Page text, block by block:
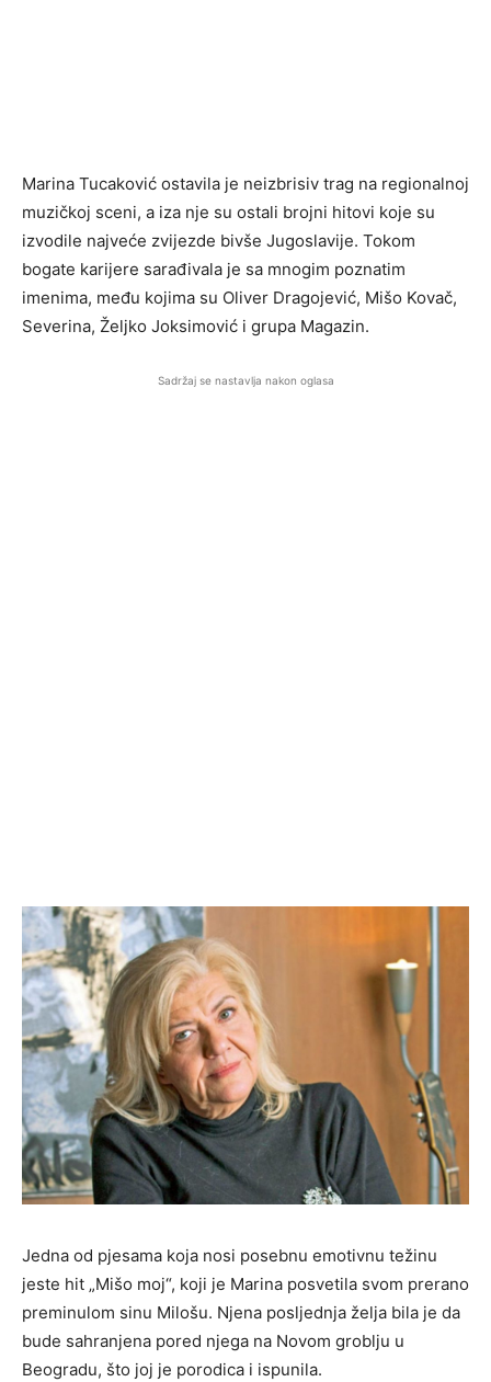
Marina Tucaković ostavila je neizbrisiv trag na regionalnoj
muzičkoj sceni, a iza nje su ostali brojni hitovi koje su
izvodile najveće zvijezde bivše Jugoslavije. Tokom
bogate karijere sarađivala je sa mnogim poznatim
imenima, među kojima su Oliver Dragojević, Mišo Kovač,
Severina, Željko Joksimović i grupa Magazin.
Sadržaj se nastavlja nakon oglasa
Jedna od pjesama koja nosi posebnu emotivnu težinu
jeste hit „Mišo moj“, koji je Marina posvetila svom prerano
preminulom sinu Milošu. Njena posljednja želja bila je da
bude sahranjena pored njega na Novom groblju u
Beogradu, što joj je porodica i ispunila.